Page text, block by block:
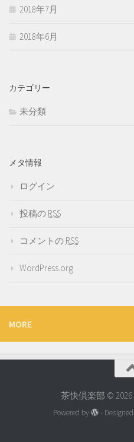
2018年7月
2018年6月
カテゴリー
未分類
メタ情報
ログイン
投稿の RSS
コメントの RSS
WordPress.org
MORE
茶快倶楽部 © 2026.
Powered by -